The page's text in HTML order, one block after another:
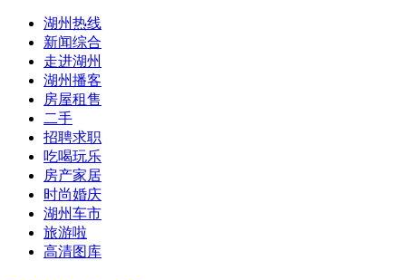
湖州热线
新闻综合
走进湖州
湖州播客
房屋租售
二手
招聘求职
吃喝玩乐
房产家居
时尚婚庆
湖州车市
旅游啦
高清图库